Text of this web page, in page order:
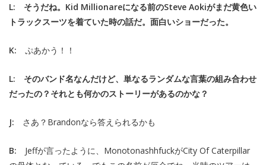
L: そうだね。Kid Millionareになる前のSteve Aokiがまだ黄色い
トラックスーツを着ていた時の話だ。面白いショーだった。
K: ぷあかう！！
L: そのバンド名なんだけど、単なるランダムな言葉の組み合わせ
だったの？それとも何かのストーリーがあるのかな？
J: さあ？Brandonなら答えられるかも
B: Jeffが言ったように、MonotonashhfuckがCity Of Caterpillar